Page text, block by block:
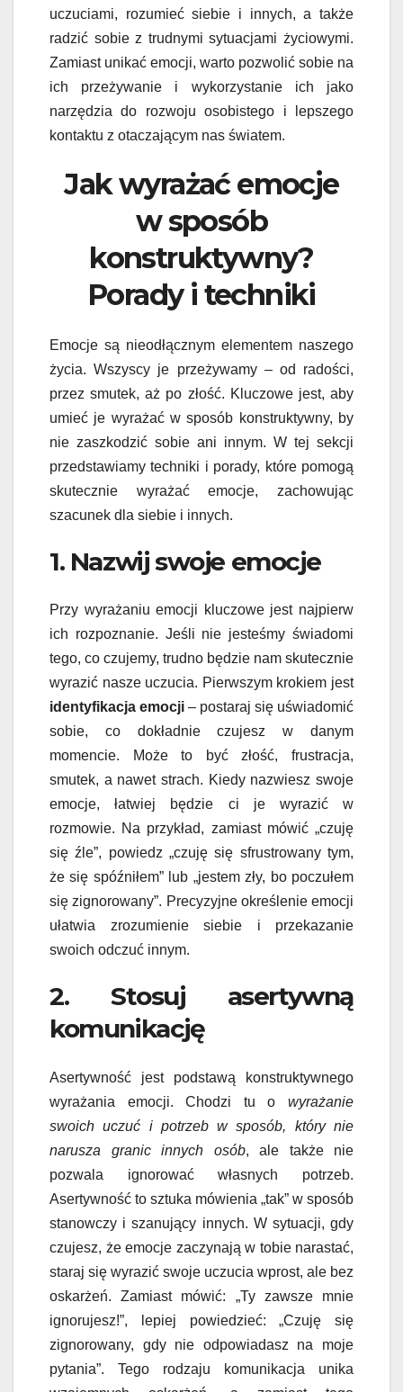
uczuciami, rozumieć siebie i innych, a także
radzić sobie z trudnymi sytuacjami życiowymi.
Zamiast unikać emocji, warto pozwolić sobie na
ich przeżywanie i wykorzystanie ich jako
narzędzia do rozwoju osobistego i lepszego
kontaktu z otaczającym nas światem.
Jak wyrażać emocje
w sposób
konstruktywny?
Porady i techniki
Emocje są nieodłącznym elementem naszego
życia. Wszyscy je przeżywamy – od radości,
przez smutek, aż po złość. Kluczowe jest, aby
umieć je wyrażać w sposób konstruktywny, by
nie zaszkodzić sobie ani innym. W tej sekcji
przedstawiamy techniki i porady, które pomogą
skutecznie wyrażać emocje, zachowując
szacunek dla siebie i innych.
1. Nazwij swoje emocje
Przy wyrażaniu emocji kluczowe jest najpierw
ich rozpoznanie. Jeśli nie jesteśmy świadomi
tego, co czujemy, trudno będzie nam skutecznie
wyrazić nasze uczucia. Pierwszym krokiem jest
identyfikacja emocji – postaraj się uświadomić
sobie, co dokładnie czujesz w danym
momencie. Może to być złość, frustracja,
smutek, a nawet strach. Kiedy nazwiesz swoje
emocje, łatwiej będzie ci je wyrazić w
rozmowie. Na przykład, zamiast mówić „czuję
się źle”, powiedz „czuję się sfrustrowany tym,
że się spóźniłem” lub „jestem zły, bo poczułem
się zignorowany”. Precyzyjne określenie emocji
ułatwia zrozumienie siebie i przekazanie
swoich odczuć innym.
2. Stosuj asertywną
komunikację
Asertywność jest podstawą konstruktywnego
wyrażania emocji. Chodzi tu o wyrażanie
swoich uczuć i potrzeb w sposób, który nie
narusza granic innych osób, ale także nie
pozwala ignorować własnych potrzeb.
Asertywność to sztuka mówienia „tak” w sposób
stanowczy i szanujący innych. W sytuacji, gdy
czujesz, że emocje zaczynają w tobie narastać,
staraj się wyrazić swoje uczucia wprost, ale bez
oskarżeń. Zamiast mówić: „Ty zawsze mnie
ignorujesz!”, lepiej powiedzieć: „Czuję się
zignorowany, gdy nie odpowiadasz na moje
pytania”. Tego rodzaju komunikacja unika